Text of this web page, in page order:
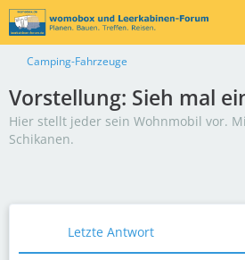
Camping-Fahrzeuge
Vorstellung: Sieh mal
Hier stellt jeder sein Wohnmobil vor.
Schikanen.
Letzte Antwort